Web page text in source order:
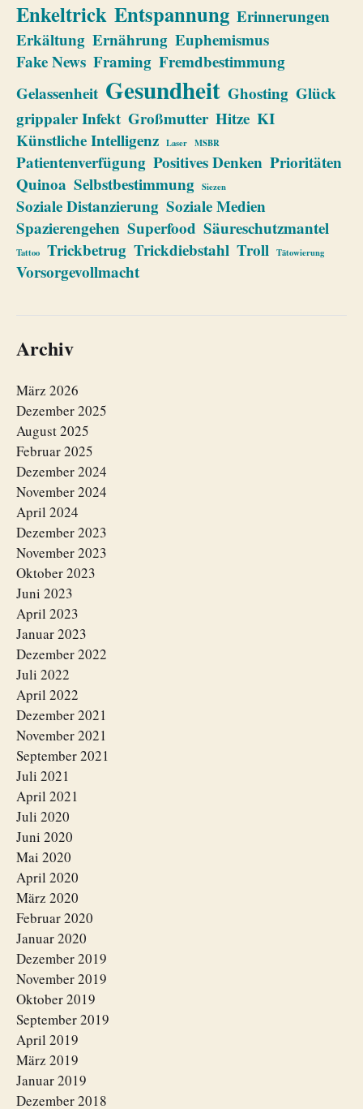
Enkeltrick Entspannung Erinnerungen
Erkältung Ernährung Euphemismus
Fake News Framing Fremdbestimmung
Gelassenheit Gesundheit Ghosting Glück
grippaler Infekt Großmutter Hitze KI
Künstliche Intelligenz Laser MSBR
Patientenverfügung Positives Denken Prioritäten
Quinoa Selbstbestimmung Siezen
Soziale Distanzierung Soziale Medien
Spazierengehen Superfood Säureschutzmantel
Tattoo Trickbetrug Trickdiebstahl Troll Tätowierung
Vorsorgevollmacht
Archiv
März 2026
Dezember 2025
August 2025
Februar 2025
Dezember 2024
November 2024
April 2024
Dezember 2023
November 2023
Oktober 2023
Juni 2023
April 2023
Januar 2023
Dezember 2022
Juli 2022
April 2022
Dezember 2021
November 2021
September 2021
Juli 2021
April 2021
Juli 2020
Juni 2020
Mai 2020
April 2020
März 2020
Februar 2020
Januar 2020
Dezember 2019
November 2019
Oktober 2019
September 2019
April 2019
März 2019
Januar 2019
Dezember 2018